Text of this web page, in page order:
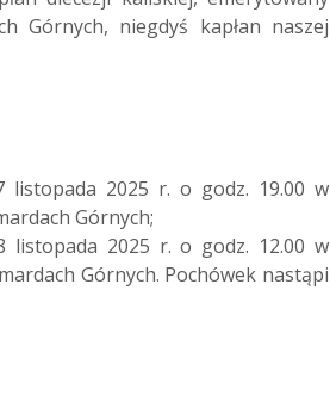
Górnych, niegdyś kapłan naszej
listopada 2025 r. o godz. 19.00 w
Górnych;
listopada 2025 r. o godz. 12.00 w
Górnych. Pochówek nastąpi